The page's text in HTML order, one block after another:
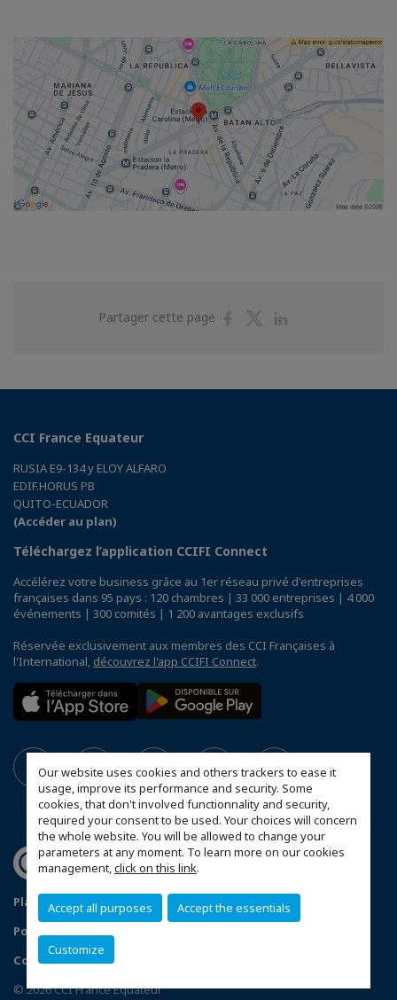
Our website uses cookies and others trackers to ease it
usage, improve its performance and security. Some
cookies, that don't involved functionnality and security,
required your consent to be used. Your choices will concern
the whole website. You will be allowed to change your
parameters at any moment. To learn more on our cookies
management,click on this link.
Accept all purposes Accept the essentials
Customize
Partager cette page
PartagerPartager
CCI France Equateur
RUSIA E9-134 y ELOY ALFARO
EDIF.HORUS PB
QUITO-ECUADOR
(Accéder au plan)
Téléchargez l’application CCIFI Connect
Accélérez votre business grâce au 1er réseau privé d'entreprises
françaises dans 95 pays : 120 chambres | 33 000 entreprises | 4 000
événements | 300 comités | 1 200 avantages exclusifs
Réservée exclusivement aux membres des CCI Françaises à
l'International, découvrez l'app CCIFI Connect.
Plan du site
Mentions légales
Politique de confidentialité
Configurer vos préférences cookies
© 2026 CCI France Equateur